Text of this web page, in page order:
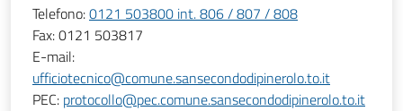
Telefono:0121 503800 int. 806 / 807 / 808
Fax:0121 503817
E-mail:
ufficiotecnico@comune.sansecondodipinerolo.to.it
PEC: protocollo@pec.comune.sansecondodipinerolo.to.it